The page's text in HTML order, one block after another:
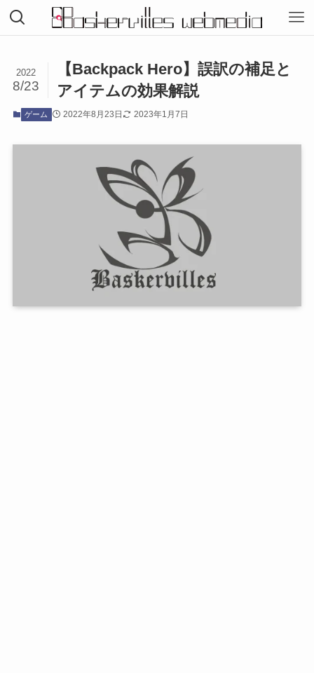
【Backpack Hero】誤訳の補足と
アイテムの効果解説
2022
8/23
ゲーム 2022年8月23日 2023年1月7日